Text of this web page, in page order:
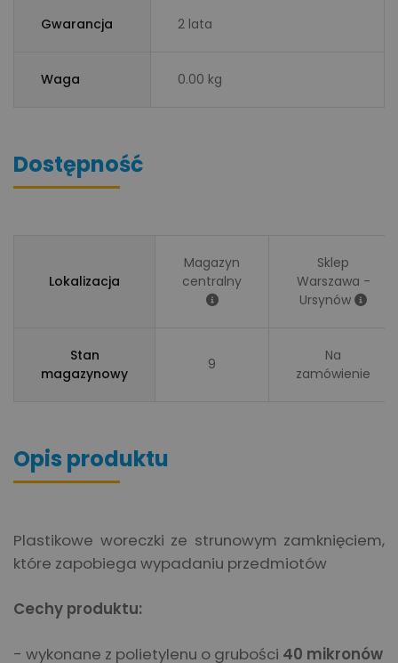
Gwarancja 2 lata
Waga 0.00 kg
Dostępność
Lokalizacja
Magazyn
centralny
Sklep
Warszawa -
Ursynów
Stan
magazynowy
9
Na
zamówienie
Opis produktu
Plastikowe woreczki ze strunowym zamknięciem,
które zapobiega wypadaniu przedmiotów
Cechy produktu:
- wykonane z polietylenu o grubości 40 mikronów